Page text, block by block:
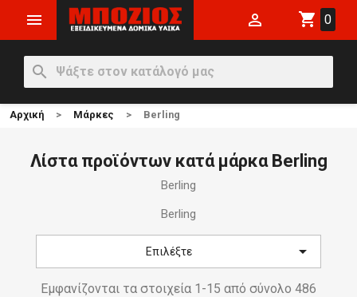
 shopping_cart 0

search
Αρχική Μάρκες Berling
Λίστα προϊόντων κατά μάρκα Berling
Berling
Berling
Επιλέξτε 
Εμφανίζονται τα στοιχεία 1-15 από σύνολο 486